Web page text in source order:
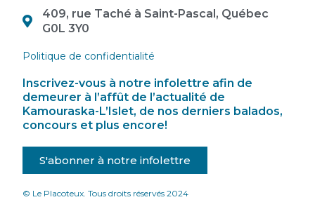
409, rue Taché à Saint-Pascal, Québec
G0L 3Y0
Politique de confidentialité
Inscrivez-vous à notre infolettre afin de
demeurer à l’affût de l’actualité de
Kamouraska-L’Islet, de nos derniers balados,
concours et plus encore!
S'abonner à notre infolettre
© Le Placoteux. Tous droits réservés 2024